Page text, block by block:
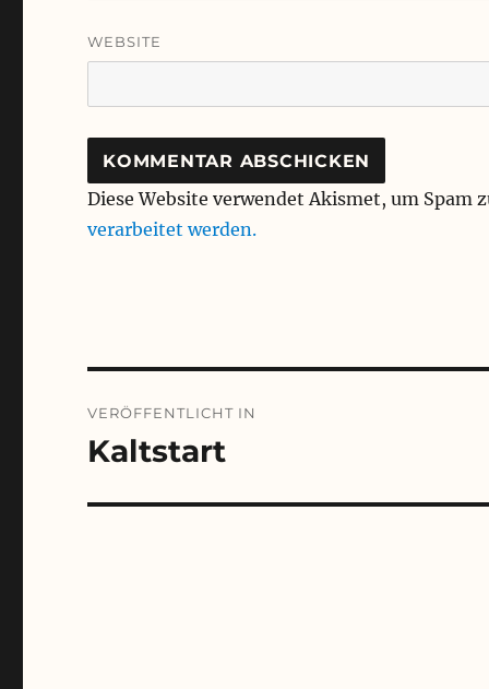
WEBSITE
Diese Website verwendet Akismet, um Spam
verarbeitet werden.
VERÖFFENTLICHT IN
Kaltstart